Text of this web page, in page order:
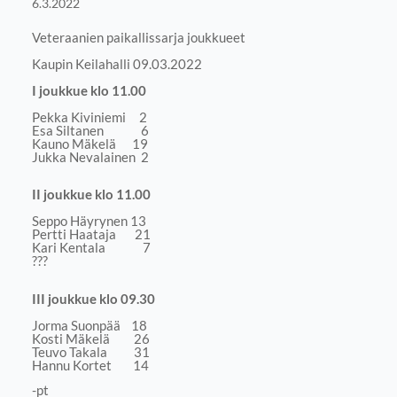
Veteraanien paikallissarja joukkueet
Kaupin Keilahalli 09.03.2022
I joukkue klo 11.00
Pekka Kiviniemi 2
Esa Siltanen 6
Kauno Mäkelä 19
Jukka Nevalainen 2
II joukkue klo 11.00
Seppo Häyrynen 13
Pertti Haataja 21
Kari Kentala 7
???
III joukkue klo 09.30
Jorma Suonpää 18
Kosti Mäkelä 26
Teuvo Takala 31
Hannu Kortet 14
-pt